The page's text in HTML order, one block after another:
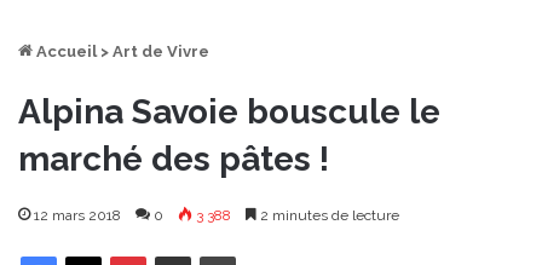
Accueil > Art de Vivre
Alpina Savoie bouscule le
marché des pâtes !
12 mars 2018 0 3 388 2 minutes de lecture